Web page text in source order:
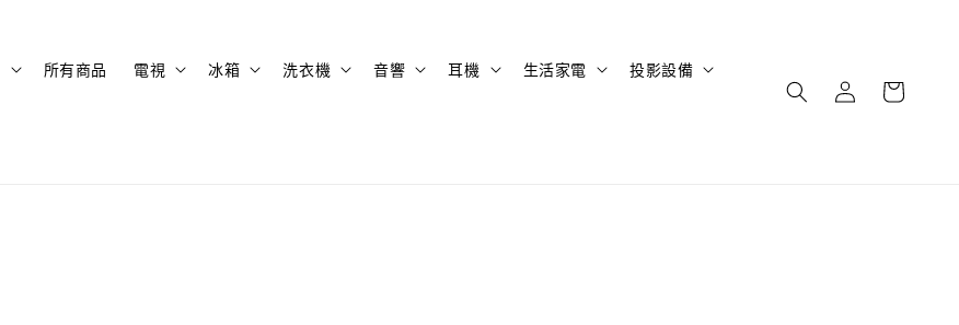
所有商品 電視 冰箱 洗衣機 音響 耳機 生活家電 投影設備